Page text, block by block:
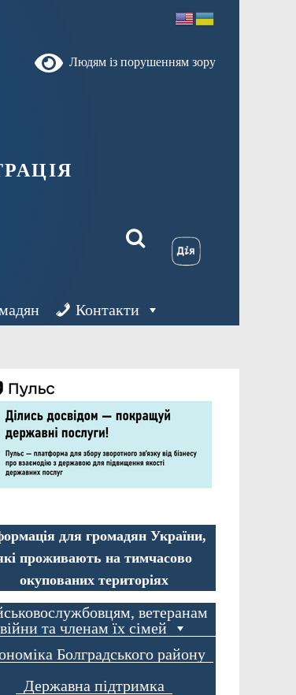
Людям із порушенням зору
Контакти
для громадян України,
проживають на тимчасово
окупованих територіях
ветеранам
війни та членам їх сімей
Болградського району
Державна підтримка